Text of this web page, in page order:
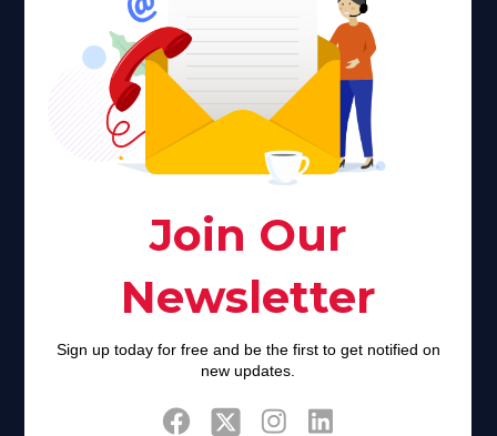
Faith plays a major role in the lives of many Americans. Many
find faith to be a connection to a spiritual being, deity or
creator. Unfortunately for many Americans living with HIV,
faith communities can turn from a place of refuge to a source
of stigma and turmoil.